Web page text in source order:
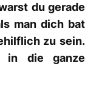
du gerade
man dich bat
zu sein.
in die ganze